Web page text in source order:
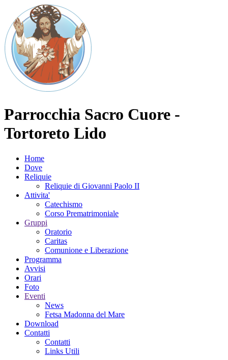
Parrocchia Sacro Cuore -
Tortoreto Lido
Home
Dove
Reliquie
Reliquie di Giovanni Paolo II
Attivita'
Catechismo
Corso Prematrimoniale
Gruppi
Oratorio
Caritas
Comunione e Liberazione
Programma
Avvisi
Orari
Foto
Eventi
News
Fetsa Madonna del Mare
Download
Contatti
Contatti
Links Utili